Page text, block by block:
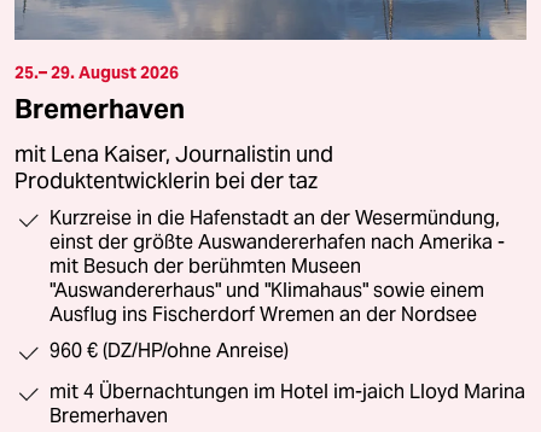
25.– 29. August 2026
Bremerhaven
mit Lena Kaiser, Journalistin und
Produktentwicklerin bei der taz
Kurzreise in die Hafenstadt an der Wesermündung,
einst der größte Auswandererhafen nach Amerika -
mit Besuch der berühmten Museen
"Auswandererhaus" und "Klimahaus" sowie einem
Ausflug ins Fischerdorf Wremen an der Nordsee
960 € (DZ/HP/ohne Anreise)
mit 4 Übernachtungen im Hotel im-jaich Lloyd Marina
Bremerhaven